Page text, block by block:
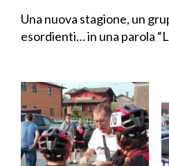
Una nuova stagione, un
esordienti… in una parola